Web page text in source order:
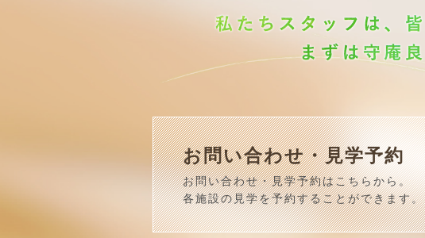
お問い合わせ・見学予約
お問い合わせ・見学予約はこちらから。
各施設の見学を予約することができます。